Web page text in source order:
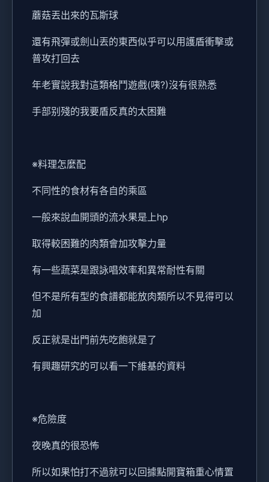
蘑菇丟出來的瓦斯球
還有飛彈或劍山丟的東西似乎可以用護盾衝擊或
普攻打回去
年老實說我對這類格鬥遊戲(咦?)沒有很熟悉
手部别殘的我要盾反真的太困難
※料理怎麼配
不同性的食材有各自的乘區
一般來說血開頭的流水果是上hp
取得較困難的肉類會加攻擊力量
有一些蔬菜是跟詠唱效率和異常耐性有關
但不是所有型的食譜都能放肉類所以不見得可以
加
反正就是出門前先吃飽就是了
有興趣研究的可以看一下維基的資料
※危險度
夜晚真的很恐怖
所以如果怕打不過就可以回據點開寶箱重心情置